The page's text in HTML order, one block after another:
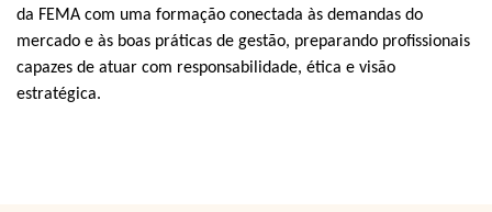
da FEMA com uma formação conectada às demandas do
mercado e às boas práticas de gestão, preparando profissionais
capazes de atuar com responsabilidade, ética e visão
estratégica.